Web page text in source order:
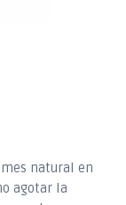
natural en
agotar la